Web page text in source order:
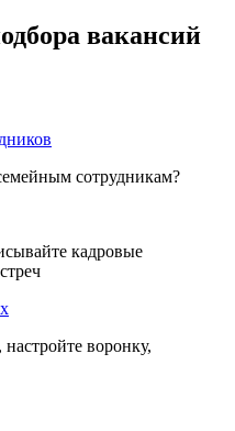
вакансий
сотрудникам?
кадровые
воронку,